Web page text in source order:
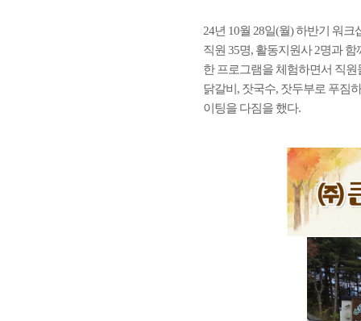
24년 10월 28일(월) 하반기 워
직원 35명, 활동지원사 2명과
한 프로그램을 체험하면서 직
닭갈비, 잣국수, 잣두부로 푸짐
이팅을 다짐을 했다.